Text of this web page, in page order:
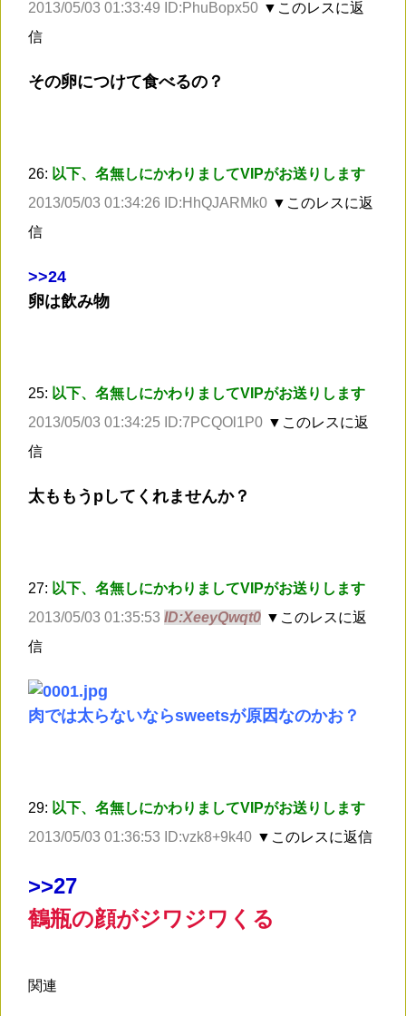
2013/05/03 01:33:49 ID:PhuBopx50 ▼このレスに返
信
その卵につけて食べるの？
26: 以下、名無しにかわりましてVIPがお送りします
2013/05/03 01:34:26 ID:HhQJARMk0 ▼このレスに返
信
>>24
卵は飲み物
25: 以下、名無しにかわりましてVIPがお送りします
2013/05/03 01:34:25 ID:7PCQOl1P0 ▼このレスに返
信
太ももうpしてくれませんか？
27: 以下、名無しにかわりましてVIPがお送りします
2013/05/03 01:35:53 ID:XeeyQwqt0 ▼このレスに返
信
肉では太らないならsweetsが原因なのかお？
29: 以下、名無しにかわりましてVIPがお送りします
2013/05/03 01:36:53 ID:vzk8+9k40 ▼このレスに返信
>>27
鶴瓶の顔がジワジワくる
関連